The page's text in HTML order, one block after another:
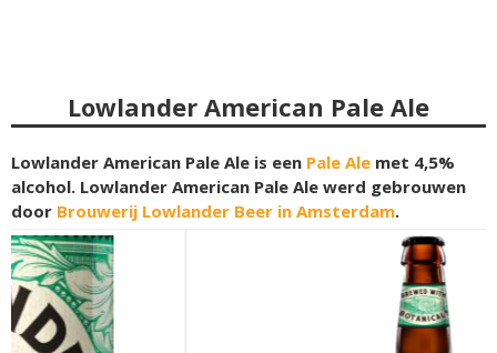
Lowlander American Pale Ale
Lowlander American Pale Ale is een Pale Ale met 4,5%
alcohol. Lowlander American Pale Ale werd gebrouwen
door Brouwerij Lowlander Beer in Amsterdam.